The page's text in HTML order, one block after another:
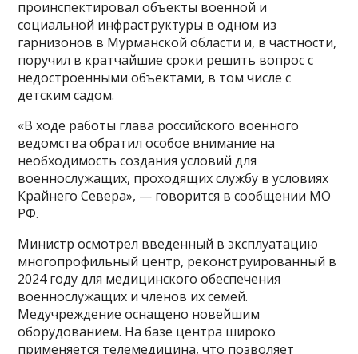
проинспектировал объекты военной и
социальной инфраструктуры в одном из
гарнизонов в Мурманской области и, в частности,
поручил в кратчайшие сроки решить вопрос с
недостроенными объектами, в том числе с
детским садом.
«В ходе работы глава российского военного
ведомства обратил особое внимание на
необходимость создания условий для
военнослужащих, проходящих службу в условиях
Крайнего Севера», — говорится в сообщении МО
РФ.
Министр осмотрел введенный в эксплуатацию
многопрофильный центр, реконструированный в
2024 году для медицинского обеспечения
военнослужащих и членов их семей.
Медучреждение оснащено новейшим
оборудованием. На базе центра широко
применяется телемедицина, что позволяет